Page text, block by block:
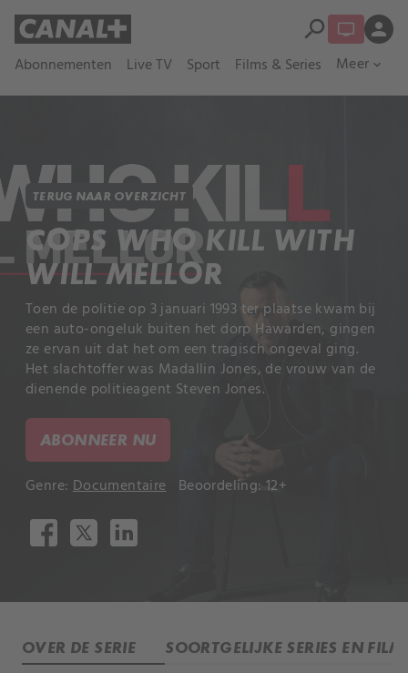
Abonnementen Live TV Sport Films & Series Meer expand_more
search person
TERUG NAAR OVERZICHT
COPS WHO KILL WITH
WILL MELLOR
Toen de politie op 3 januari 1993 ter plaatse kwam bij
een auto-ongeluk buiten het dorp Hawarden, gingen
ze ervan uit dat het om een tragisch ongeval ging.
Het slachtoffer was Madallin Jones, de vrouw van de
dienende politieagent Steven Jones.
ABONNEER NU
Genre: Documentaire Beoordeling: 12+
OVER DE SERIE SOORTGELIJKE SERIES EN